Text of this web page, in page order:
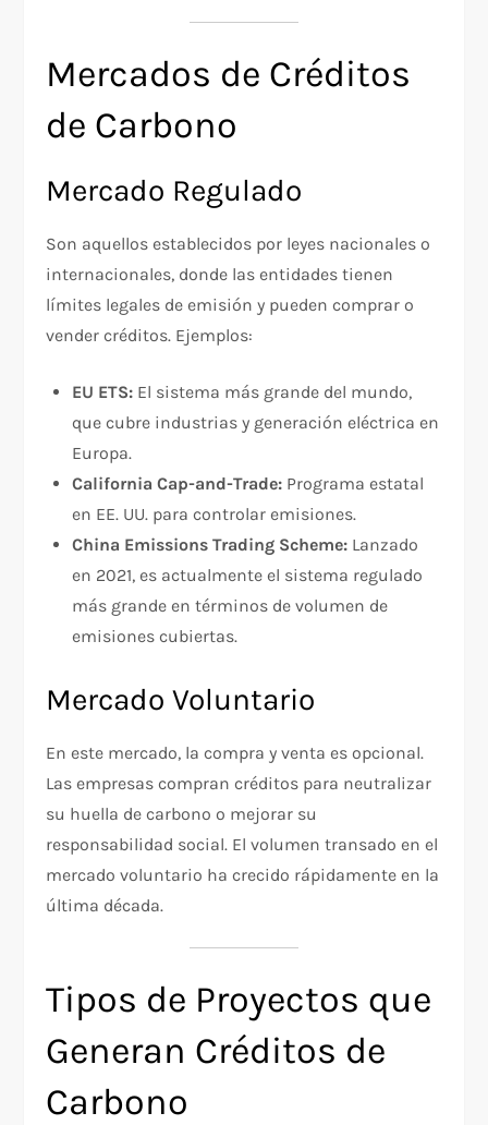
Mercados de Créditos
de Carbono
Mercado Regulado
Son aquellos establecidos por leyes nacionales o
internacionales, donde las entidades tienen
límites legales de emisión y pueden comprar o
vender créditos. Ejemplos:
EU ETS: El sistema más grande del mundo,
que cubre industrias y generación eléctrica en
Europa.
California Cap-and-Trade: Programa estatal
en EE. UU. para controlar emisiones.
China Emissions Trading Scheme: Lanzado
en 2021, es actualmente el sistema regulado
más grande en términos de volumen de
emisiones cubiertas.
Mercado Voluntario
En este mercado, la compra y venta es opcional.
Las empresas compran créditos para neutralizar
su huella de carbono o mejorar su
responsabilidad social. El volumen transado en el
mercado voluntario ha crecido rápidamente en la
última década.
Tipos de Proyectos que
Generan Créditos de
Carbono